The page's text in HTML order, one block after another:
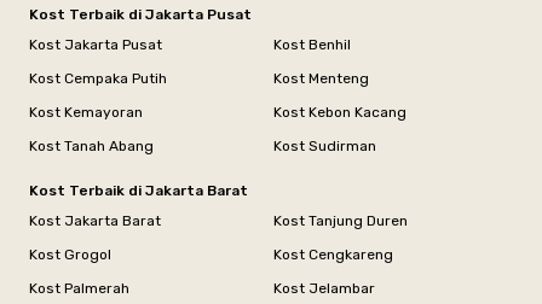
Kost Terbaik di Jakarta Pusat
Kost Jakarta Pusat
Kost Benhil
Kost Cempaka Putih
Kost Menteng
Kost Kemayoran
Kost Kebon Kacang
Kost Tanah Abang
Kost Sudirman
Kost Terbaik di Jakarta Barat
Kost Jakarta Barat
Kost Tanjung Duren
Kost Grogol
Kost Cengkareng
Kost Palmerah
Kost Jelambar